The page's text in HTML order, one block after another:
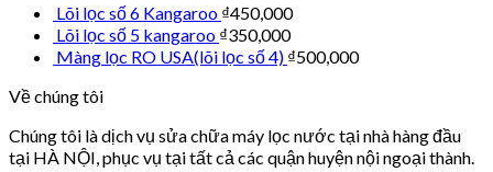
Lõi lọc số 6 Kangaroo ₫450,000
Lõi lọc số 5 kangaroo ₫350,000
Màng lọc RO USA(lõi lọc số 4) ₫500,000
Về chúng tôi
Chúng tôi là dịch vụ sửa chữa máy lọc nước tại nhà hàng đầu
tại HÀ NỘI, phục vụ tại tất cả các quận huyện nội ngoại thành.